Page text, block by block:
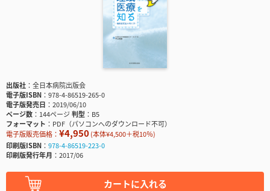
出版社
全日本病院出版会
電子版ISBN
978-4-86519-265-0
電子版発売日
2019/06/10
ページ数
144ページ判型
B5
フォーマット
PDF（パソコンへのダウンロード不可）
電子版販売価格： ¥4,950(本体¥4,500＋税10％)
印刷版ISBN
978-4-86519-223-0
印刷版発行年月
2017/06
カートに入れる